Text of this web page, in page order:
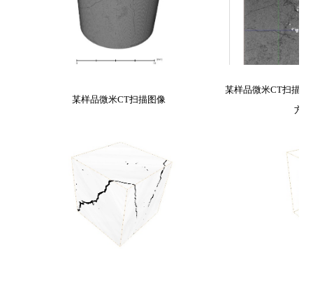
某样品微米CT扫描图像
某样品微米CT扫描
方